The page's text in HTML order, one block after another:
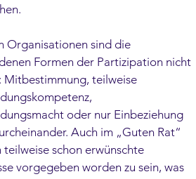
Organisationen sind die
Formen der Partizipation nicht
Mitbestimmung, teilweise
oder nur Einbeziehung
Auch im „Guten Rat“
teilweise schon erwünschte
vorgegeben worden zu sein, was